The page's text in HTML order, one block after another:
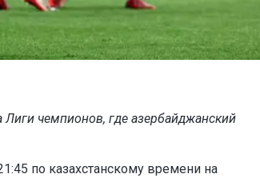
Лиги чемпионов, где азербайджанский
по казахстанскому времени на